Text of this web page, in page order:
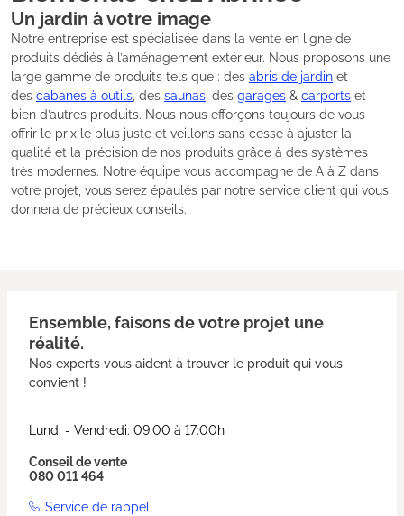
Un jardin à votre image
Notre entreprise est spécialisée dans la vente en ligne de
produits dédiés à l’aménagement extérieur. Nous proposons une
large gamme de produits tels que : des abris de jardin et
des cabanes à outils, des saunas, des garages & carports et
bien d’autres produits. Nous nous efforçons toujours de vous
offrir le prix le plus juste et veillons sans cesse à ajuster la
qualité et la précision de nos produits grâce à des systèmes
très modernes. Notre équipe vous accompagne de A à Z dans
votre projet, vous serez épaulés par notre service client qui vous
donnera de précieux conseils.
Ensemble, faisons de votre projet une
réalité.
Nos experts vous aident à trouver le produit qui vous
convient !
Lundi - Vendredi: 09:00 à 17:00h
Conseil de vente
080 011 464
Service de rappel